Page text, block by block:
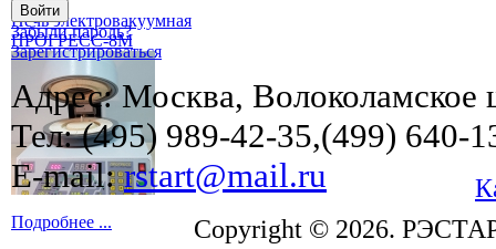
Печь электровакуумная
ПРОГРЕСС-8М
Подробнее ...
Забыли пароль?
Зарегистрироваться
Адрес: Москва, Волоколамское
Тел: (495) 989-42-35,(499) 640-
E-mail:rstart@mail.ru
Copyright © 2026.